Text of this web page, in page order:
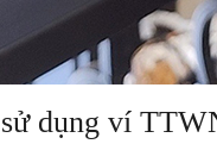
dụng ví